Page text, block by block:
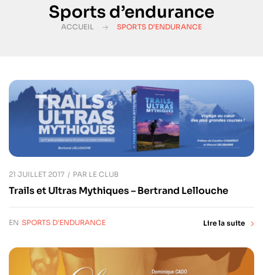
Sports d’endurance
ACCUEIL SPORTS D’ENDURANCE
21 JUILLET 2017 PAR LE CLUB
Trails et Ultras Mythiques – Bertrand Lellouche
EN SPORTS D'ENDURANCE Lire la suite